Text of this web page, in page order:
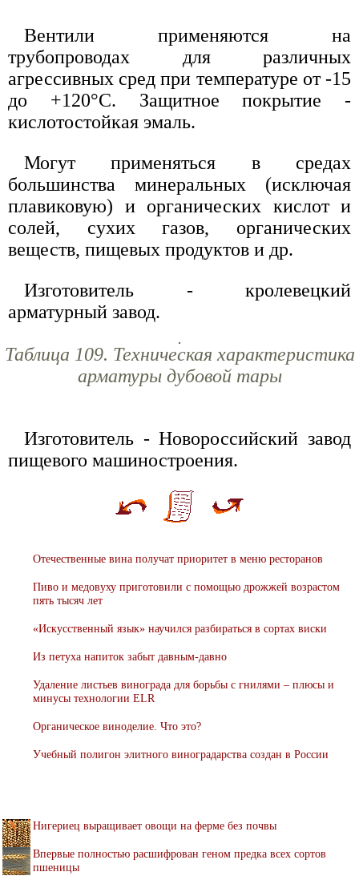
Вентили применяются на
трубопроводах для различных
агрессивных сред при температуре от -15
до +120°С. Защитное покрытие -
кислотостойкая эмаль.
Могут применяться в средах
большинства минеральных (исключая
плавиковую) и органических кислот и
солей, сухих газов, органических
веществ, пищевых продуктов и др.
Изготовитель - кролевецкий
арматурный завод.
Таблица 109. Техническая характеристика
арматуры дубовой тары
Изготовитель - Новороссийский завод
пищевого машиностроения.
Отечественные вина получат приоритет в меню ресторанов
Пиво и медовуху приготовили с помощью дрожжей возрастом
пять тысяч лет
«Искусственный язык» научился разбираться в сортах виски
Из петуха напиток забыт давным-давно
Удаление листьев винограда для борьбы с гнилями – плюсы и
минусы технологии ELR
Органическое виноделие. Что это?
Учебный полигон элитного виноградарства создан в России
Нигериец выращивает овощи на ферме без почвы
Впервые полностью расшифрован геном предка всех сортов
пшеницы